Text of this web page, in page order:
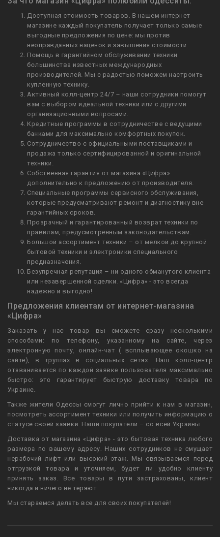
Доступная стоимость товаров. В нашем интернет-
магазине каждый покупатель получает только самые
выгодные предложения по цене: мы против
неоправданных наценок и завышения стоимости.
Помощь в гарантийном обслуживании техники
большинства известных международных
производителей. Мы с радостью поможем настроить
купленную технику.
Активный колл-центр 24/7 – наши сотрудники помогут
вам с выбором идеальной техники или с другими
организационными вопросами.
Кредитные программы в сотрудничестве с ведущими
банками для максимально комфортных покупок.
Сотрудничество с официальными поставщиками и
продажа только сертифицированной и оригинальной
техники.
Собственная гарантия от магазина «Цифра»
дополнительно к предложению от производителя.
Специальные программы сервисного обслуживания,
которые предусматривают ремонт и диагностику вне
гарантийных сроков.
Прозрачный и гарантированный возврат техники по
правилам, предусмотренным законодательствам.
Большой ассортимент техники – от мелкой до крупной
бытовой техники и электроники специального
предназначения.
Безупречная репутация – ни одного обманутого клиента
или незавершенной сделки. «Цифра» - это всегда
надежно и выгодно!
Предложения клиентам от интернет-магазина
«Цифра»
Заказать у нас товар вы сможете сразу несколькими
способами: по телефону, указанному на сайте, через
электронную почту, онлайн-чат ( всплывающее окошко на
сайте), в группах в социальных сетях. Наш колл-центр
отзванивается по каждой заявке пользователя максимально
быстро: это гарантирует быструю доставку товара по
Украине.
Также жители Одессы смогут лично прийти к нам в магазин,
посмотреть ассортимент техники или получить информацию о
статусе своей заявки. Наши покупатели – со всей Украины.
Доставка от магазина «Цифра» - это бытовая техника любого
размера по вашему адресу. Наших сотрудников не смущает
нерабочий лифт или высокий этаж. Мы связываемся перед
отгрузкой товара и уточняем, будет ли удобно клиенту
принять заказ. Все товары в пути застрахованы, клиент
никогда и ничего не теряют.
Мы стараемся делать все для своих покупателей!